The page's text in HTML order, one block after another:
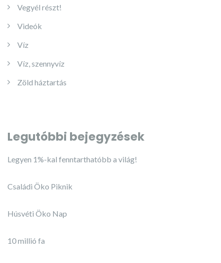
Vegyél részt!
Videók
Víz
Víz, szennyvíz
Zöld háztartás
Legutóbbi bejegyzések
Legyen 1%-kal fenntarthatóbb a világ!
Családi Öko Piknik
Húsvéti Öko Nap
10 millió fa